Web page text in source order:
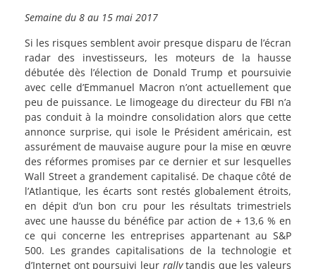
Semaine du 8 au 15 mai 2017
Si les risques semblent avoir presque disparu de l’écran
radar des investisseurs, les moteurs de la hausse
débutée dès l’élection de Donald Trump et poursuivie
avec celle d’Emmanuel Macron n’ont actuellement que
peu de puissance. Le limogeage du directeur du FBI n’a
pas conduit à la moindre consolidation alors que cette
annonce surprise, qui isole le Président américain, est
assurément de mauvaise augure pour la mise en œuvre
des réformes promises par ce dernier et sur lesquelles
Wall Street a grandement capitalisé. De chaque côté de
l’Atlantique, les écarts sont restés globalement étroits,
en dépit d’un bon cru pour les résultats trimestriels
avec une hausse du bénéfice par action de + 13,6 % en
ce qui concerne les entreprises appartenant au S&P
500. Les grandes capitalisations de la technologie et
d’Internet ont poursuivi leur rallytandis que les valeurs